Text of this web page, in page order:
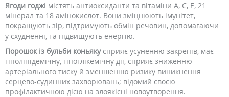
Ягоди годжі містять антиоксиданти та вітаміни A, C, E, 21
мінерал та 18 амінокислот. Вони зміцнюють імунітет,
покращують зір, підтримують обмін речовин, допомагаючи
у схудненні, та підвищують енергію.
Порошок із бульби коньяку сприяє усуненню закрепів, має
гіполіпідемічну, гіпоглікемічну дії, сприяє зниженню
артеріального тиску й зменшенню ризику виникнення
серцево-судинних захворювань; відомий своєю
профілактичною дією на злоякісні новоутворення.